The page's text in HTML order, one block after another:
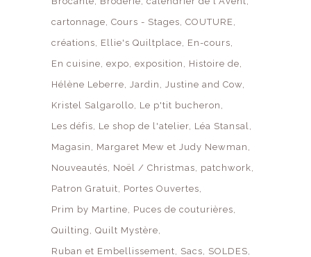
cartonnage Cours - Stages COUTURE
créations
Ellie's Quiltplace
En-cours
En cuisine expo exposition
Histoire de
Hélène Leberre Jardin
Justine and Cow
Kristel Salgarollo
Le p'tit bucheron
Les défis
Le shop de l'atelier Léa Stansal
Magasin
Margaret Mew et Judy Newman
Nouveautés
Noël / Christmas
patchwork
Patron Gratuit
Portes Ouvertes
Prim by Martine
Puces de couturières
Quilting
Quilt Mystère
Ruban et Embellissement
Sacs
SOLDES